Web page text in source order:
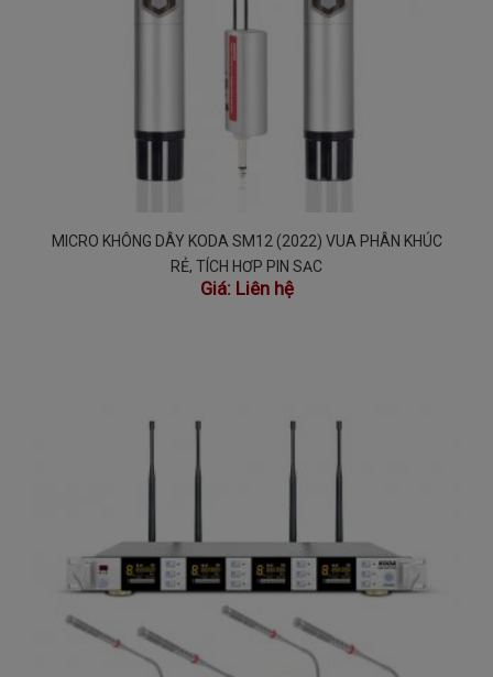
MICRO KHÔNG DÂY KODA SM12 (2022) VUA PHÂN KHÚC
RẺ, TÍCH HỢP PIN SẠC
Giá: Liên hệ